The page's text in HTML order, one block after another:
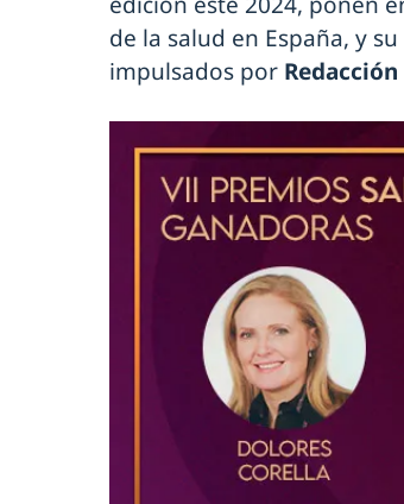
de la salud en España, y
impulsados por